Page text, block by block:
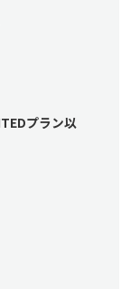
プラン以